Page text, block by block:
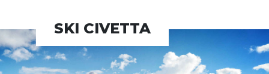
SKI CIVETTA